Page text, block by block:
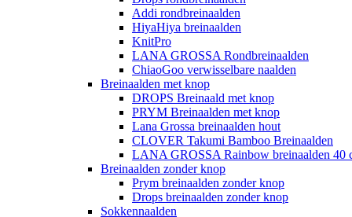
Addi rondbreinaalden
HiyaHiya breinaalden
KnitPro
LANA GROSSA Rondbreinaalden
ChiaoGoo verwisselbare naalden
Breinaalden met knop
DROPS Breinaald met knop
PRYM Breinaalden met knop
Lana Grossa breinaalden hout
CLOVER Takumi Bamboo Breinaalden
LANA GROSSA Rainbow breinaalden 40
Breinaalden zonder knop
Prym breinaalden zonder knop
Drops breinaalden zonder knop
Sokkennaalden